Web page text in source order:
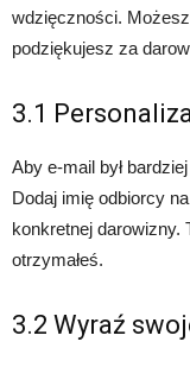
wdzięczności.
podziękujesz za
3.1
Aby e-mail był
Dodaj imię odbiorcy
konkretnej darowizny.
otrzymałeś.
3.2 Wyraź